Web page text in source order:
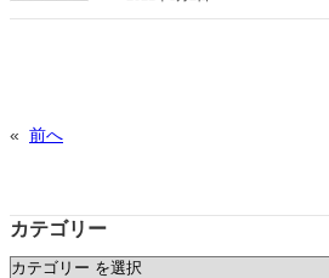
« 前へ
カテゴリー
カテゴリー